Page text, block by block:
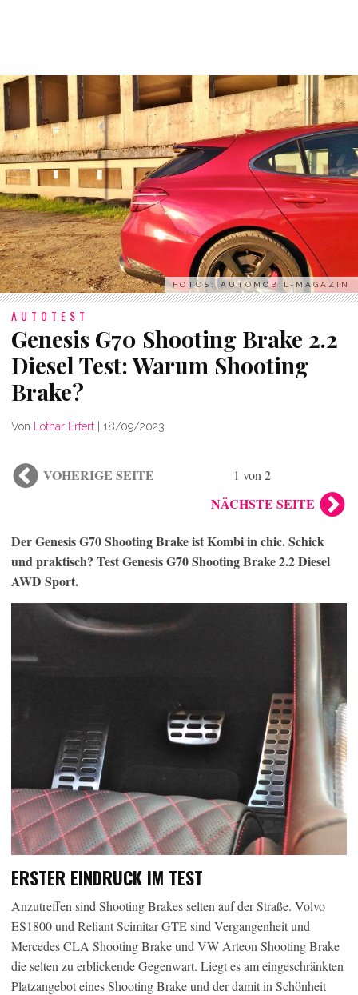
FOTOS: AUTOMOBIL-MAGAZIN
AUTOTEST
Genesis G70 Shooting Brake 2.2
Diesel Test: Warum Shooting
Brake?
Von Lothar Erfert | 18/09/2023
VOHERIGE SEITE 1 von 2
NÄCHSTE SEITE
Der Genesis G70 Shooting Brake ist Kombi in chic. Schick
und praktisch? Test Genesis G70 Shooting Brake 2.2 Diesel
AWD Sport.
ERSTER EINDRUCK IM TEST
Anzutreffen sind Shooting Brakes selten auf der Straße. Volvo
ES1800 und Reliant Scimitar GTE sind Vergangenheit und
Mercedes CLA Shooting Brake und VW Arteon Shooting Brake
die selten zu erblickende Gegenwart. Liegt es am eingeschränkten
Platzangebot eines Shooting Brake und der damit in Schönheit